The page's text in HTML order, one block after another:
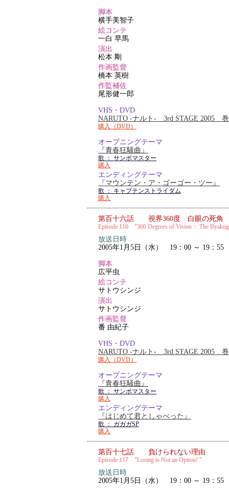
脚本
横手美智子
絵コンテ
一白 早馬
演出
松本 剛
作画監督
橋本 英樹
作監補佐
尾形健一郎
VHS・DVD
NARUTO -ナルト- 3rd STAGE 2005
購入（DVD）
オープニングテーマ
『青春狂騒曲』
歌 ： サンボマスター
購入
エンディングテーマ
『マウンテン・ア・ゴーゴー・ツー』
歌 ： キャプテンストライダム
購入
第百十六話 視界360度 白眼の死角
Episode 116 "360 Degrees of Vision： The
放送日時
2005年1月5日（水） 19：00 ～ 19：55
脚本
広平虫
絵コンテ
サトウシンジ
演出
サトウシンジ
作画監督
番 由紀子
VHS・DVD
NARUTO -ナルト- 3rd STAGE 2005
購入（DVD）
オープニングテーマ
『青春狂騒曲』
歌 ： サンボマスター
購入
エンディングテーマ
『はじめて君としゃべった』
歌 ： ガガガSP
購入
第百十七話 負けられない理由
Episode 117 "Losing is Not an Option! "
放送日時
2005年1月5日（水） 19：00 ～ 19：55